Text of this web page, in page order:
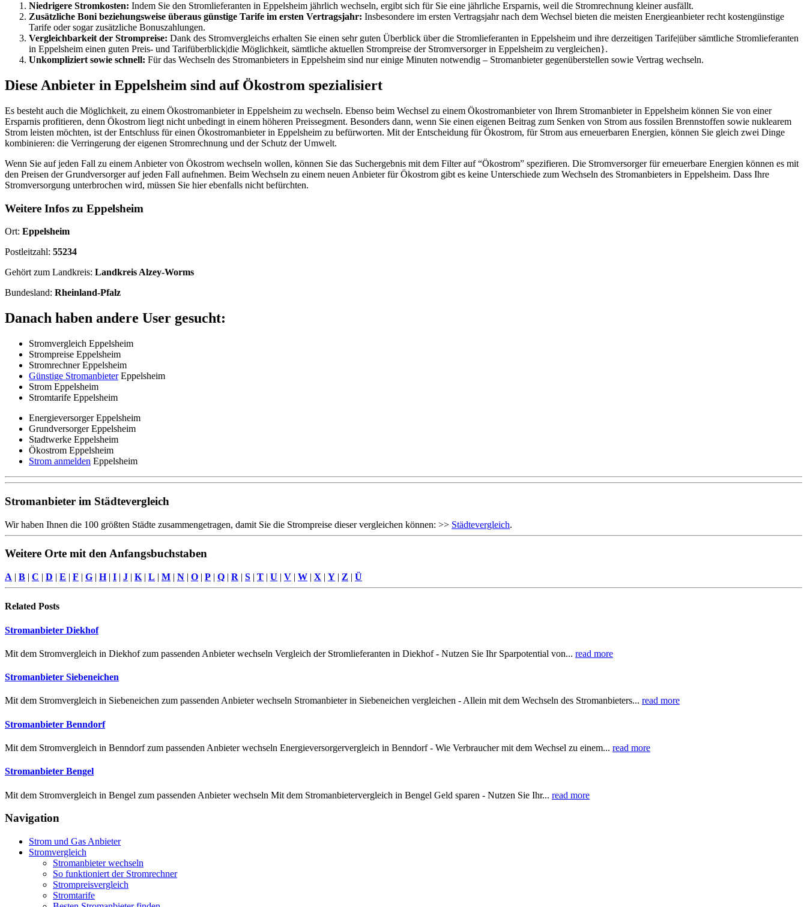
Niedrigere Stromkosten: Indem Sie den Stromlieferanten in Eppelsheim jährlich wechseln, ergibt sich für Sie eine jährliche Ersparnis, weil die Stromrechnung kleiner ausfällt.
Zusätzliche Boni beziehungsweise überaus günstige Tarife im ersten Vertragsjahr: Insbesondere im ersten Vertragsjahr nach dem Wechsel bieten die meisten Energieanbieter recht kostengünstige
Tarife oder sogar zusätzliche Bonuszahlungen.
Vergleichbarkeit der Strompreise: Dank des Stromvergleichs erhalten Sie einen sehr guten Überblick über die Stromlieferanten in Eppelsheim und ihre derzeitigen Tarife|über sämtliche Stromlieferanten
in Eppelsheim einen guten Preis- und Tarifüberblick|die Möglichkeit, sämtliche aktuellen Strompreise der Stromversorger in Eppelsheim zu vergleichen}.
Unkompliziert sowie schnell: Für das Wechseln des Stromanbieters in Eppelsheim sind nur einige Minuten notwendig – Stromanbieter gegenüberstellen sowie Vertrag wechseln.
Diese Anbieter in Eppelsheim sind auf Ökostrom spezialisiert
Es besteht auch die Möglichkeit, zu einem Ökostromanbieter in Eppelsheim zu wechseln. Ebenso beim Wechsel zu einem Ökostromanbieter von Ihrem Stromanbieter in Eppelsheim können Sie von einer
Ersparnis profitieren, denn Ökostrom liegt nicht unbedingt in einem höheren Preissegment. Besonders dann, wenn Sie einen eigenen Beitrag zum Senken von Strom aus fossilen Brennstoffen sowie nuklearem
Strom leisten möchten, ist der Entschluss für einen Ökostromanbieter in Eppelsheim zu befürworten. Mit der Entscheidung für Ökostrom, für Strom aus erneuerbaren Energien, können Sie gleich zwei Dinge
kombinieren: die Verringerung der eigenen Stromrechnung und der Schutz der Umwelt.
Wenn Sie auf jeden Fall zu einem Anbieter von Ökostrom wechseln wollen, können Sie das Suchergebnis mit dem Filter auf “Ökostrom” spezifieren. Die Stromversorger für erneuerbare Energien können es mit
den Preisen der Grundversorger auf jeden Fall aufnehmen. Beim Wechseln zu einem neuen Anbieter für Ökostrom gibt es keine Unterschiede zum Wechseln des Stromanbieters in Eppelsheim. Dass Ihre
Stromversorgung unterbrochen wird, müssen Sie hier ebenfalls nicht befürchten.
Weitere Infos zu Eppelsheim
Ort: Eppelsheim
Postleitzahl: 55234
Gehört zum Landkreis: Landkreis Alzey-Worms
Bundesland: Rheinland-Pfalz
Danach haben andere User gesucht:
Stromvergleich Eppelsheim
Strompreise Eppelsheim
Stromrechner Eppelsheim
Günstige StromanbieterEppelsheim
Strom Eppelsheim
Stromtarife Eppelsheim
Energieversorger Eppelsheim
Grundversorger Eppelsheim
Stadtwerke Eppelsheim
Ökostrom Eppelsheim
Strom anmelden Eppelsheim
Stromanbieter im Städtevergleich
Wir haben Ihnen die 100 größten Städte zusammengetragen, damit Sie die Strompreise dieser vergleichen können: >> Städtevergleich.
Weitere Orte mit den Anfangsbuchstaben
A | B | C | D | E | F | G | H| I | J | K | L | M | N | O | P | Q | R | S | T | U | V | W | X | Y | Z | Ü
Related Posts
Stromanbieter Diekhof
Mit dem Stromvergleich in Diekhof zum passenden Anbieter wechseln Vergleich der Stromlieferanten in Diekhof - Nutzen Sie Ihr Sparpotential von... read more
Stromanbieter Siebeneichen
Mit dem Stromvergleich in Siebeneichen zum passenden Anbieter wechseln Stromanbieter in Siebeneichen vergleichen - Allein mit dem Wechseln des Stromanbieters... read more
Stromanbieter Benndorf
Mit dem Stromvergleich in Benndorf zum passenden Anbieter wechseln Energieversorgervergleich in Benndorf - Wie Verbraucher mit dem Wechsel zu einem... read more
Stromanbieter Bengel
Mit dem Stromvergleich in Bengel zum passenden Anbieter wechseln Mit dem Stromanbietervergleich in Bengel Geld sparen - Nutzen Sie Ihr... read more
Navigation
Strom und Gas Anbieter
Stromvergleich
Stromanbieter wechseln
So funktioniert der Stromrechner
Strompreisvergleich
Stromtarife